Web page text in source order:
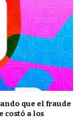
que el fraude
costó a los